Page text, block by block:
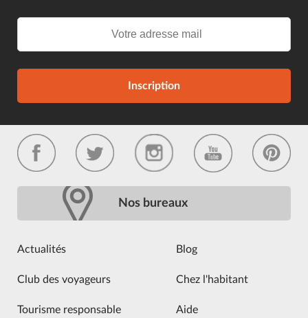
Inscription
Nos bureaux
Actualités Blog
Club des voyageurs Chez l'habitant
Tourisme responsable Aide